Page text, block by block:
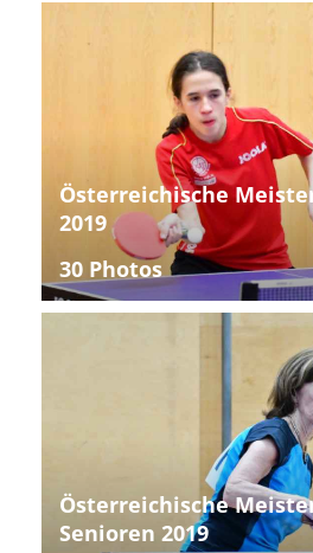
Österreichische
2019
30 Photos
Österreichische
Senioren 2019